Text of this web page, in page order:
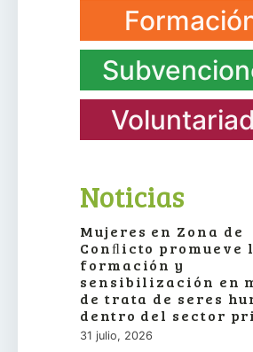
Noticias
Mujeres en Zona de
Conﬂicto promueve
formación y
sensibilización en
de trata de seres
dentro del sector
31 julio, 2026